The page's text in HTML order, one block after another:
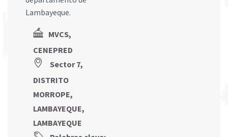
Lambayeque.
MVCS,
CENEPRED
Sector 7,
DISTRITO
MORROPE,
LAMBAYEQUE,
LAMBAYEQUE